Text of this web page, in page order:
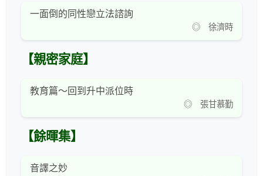
一面倒的同性戀立法諮詢
◎ 徐濟時
【親密家庭】
教育篇～回到升中派位時
◎ 張甘慕勤
【餘暉集】
音譯之妙